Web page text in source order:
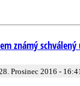
známý schválený
Prosinec 2016 - 16:41